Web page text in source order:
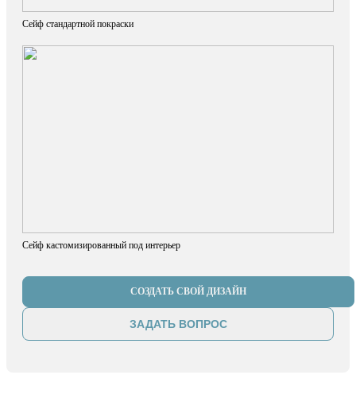
Сейф стандартной покраски
Сейф кастомизированный под интерьер
СОЗДАТЬ СВОЙ ДИЗАЙН
ЗАДАТЬ ВОПРОС